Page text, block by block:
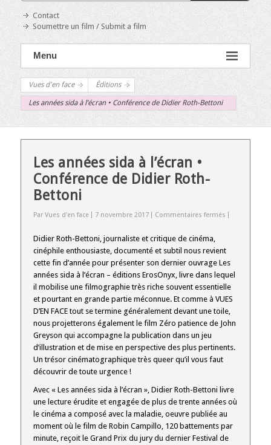
Contact
Soumettre un film / Submit a film
Menu
Vues d'en face Éditions
Les années sida à l’écran • Conférence de Didier Roth-Bettoni
Les années sida à l’écran •
Conférence de Didier Roth-
Bettoni
Par Vues d'en face 7 novembre 2017 Commentaires fermés sur
à
l’écran
•
Conférence
de
Roth-
Bettoni
Didier Roth-Bettoni, journaliste et critique de cinéma,
cinéphile enthousiaste, documenté et subtil nous revient
cette fin d’année pour présenter son dernier ouvrage Les
années sida à l’écran – éditions ErosOnyx, livre dans lequel
il mobilise une filmographie très riche souvent essentielle
et pourtant en grande partie méconnue. Et comme à VUES
D’EN FACE tout se termine généralement devant une toile,
nous projetterons également le film Zéro patience de John
Greyson qui accompagne la publication dans un jeu
d’illustration et de mise en perspective des plus pertinents.
Un trésor cinématographique très queer qu’il vous faut
découvrir de toute urgence !
Avec « Les années sida à l’écran », Didier Roth-Bettoni livre
une lecture érudite et engagée de plus de trente années où
le cinéma a composé avec la maladie, oeuvre publiée au
moment où le film de Robin Campillo, 120 battements par
minute, reçoit le Grand Prix du jury du dernier Festival de